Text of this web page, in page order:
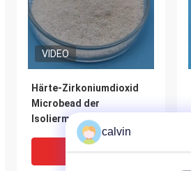
VIDEO
Härte-Zirkoniumdioxid
Microbead der
Isoliermaterial-
Zirkoniumdioxid-
reibender Medien-1.0mm
hoher
Bestpreis
calvin